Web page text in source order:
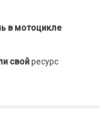
в мотоцикле
свойресурс